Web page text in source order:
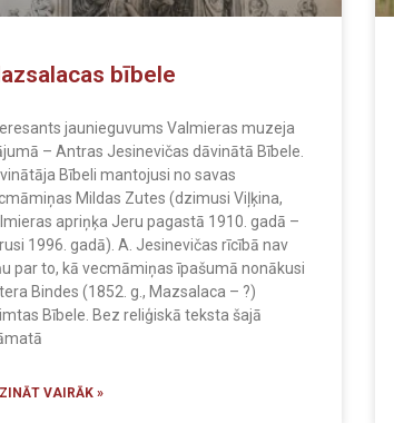
bībele
jaunieguvums Valmieras muzeja
– Antras Jesinevičas dāvinātā Bībele.
Bībeli mantojusi no savas
Mildas Zutes (dzimusi Viļķina,
apriņķa Jeru pagastā 1910. gadā –
1996. gadā). A. Jesinevičas rīcībā nav
par to, kā vecmāmiņas īpašumā nonākusi
Bindes (1852. g., Mazsalaca – ?)
Bībele. Bez reliģiskā teksta šajā
VAIRĀK »